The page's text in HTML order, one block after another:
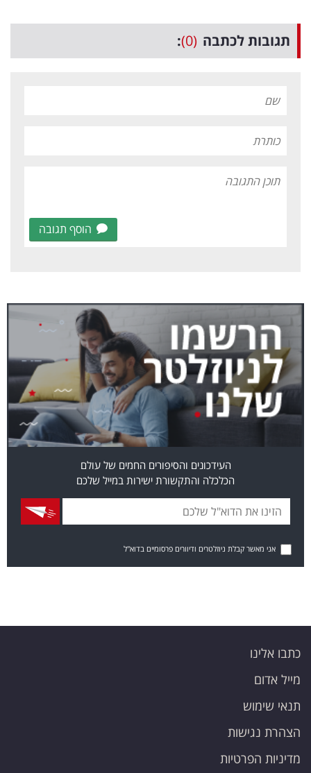
תגובות לכתבה (0)
:
הוסף תגובה
העידכונים והסיפורים החמים של עולם
הכלכלה והתקשורת ישירות במייל שלכם
אני מאשר קבלת ניוזלטרים ודיוורים פרסומיים בדוא"ל
כתבו אלינו
מייל אדום
תנאי שימוש
הצהרת נגישות
מדיניות הפרטיות